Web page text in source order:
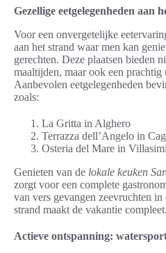
Gezellige eetgelegenheden aan
Voor een onvergetelijke
aan het strand waar men kan
gerechten. Deze plaatsen bieden
maaltijden, maar ook een prachtig
Aanbevolen eetgelegenheden
zoals:
La Gritta in Alghero
Terrazza dell’Angelo in
Osteria del Mare in
Genieten van de lokale keuken
zorgt voor een complete
van vers gevangen zeevruchten in
strand maakt de vakantie compleet.
Actieve ontspanning: